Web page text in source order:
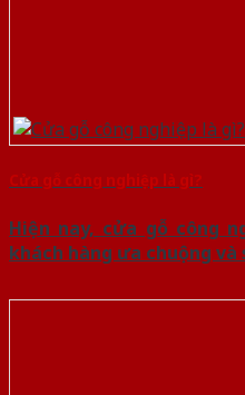
Cửa gỗ công nghiệp là gì?
Hiện nay, cửa gỗ công
khách hàng ưa chuộng và